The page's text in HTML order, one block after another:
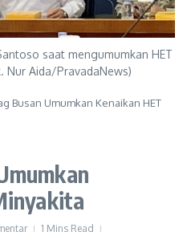
saat mengumumkan HET
Nur Aida/PravadaNews)
Busan Umumkan Kenaikan HET
1 Mins Read